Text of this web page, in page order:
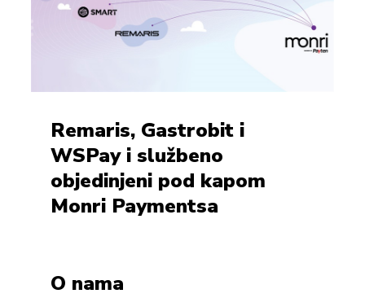
Remaris, Gastrobit i
WSPay i službeno
objedinjeni pod kapom
Monri Paymentsa
O nama